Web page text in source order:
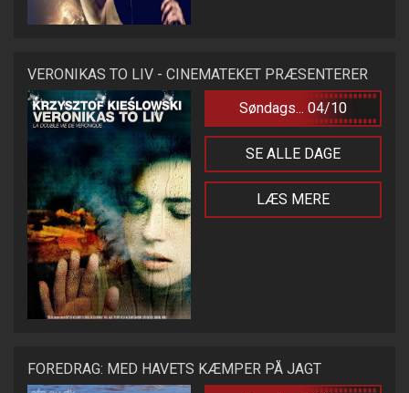
VERONIKAS TO LIV - CINEMATEKET PRÆSENTERER
Søndags... 04/10
SE ALLE DAGE
LÆS MERE
FOREDRAG: MED HAVETS KÆMPER PÅ JAGT